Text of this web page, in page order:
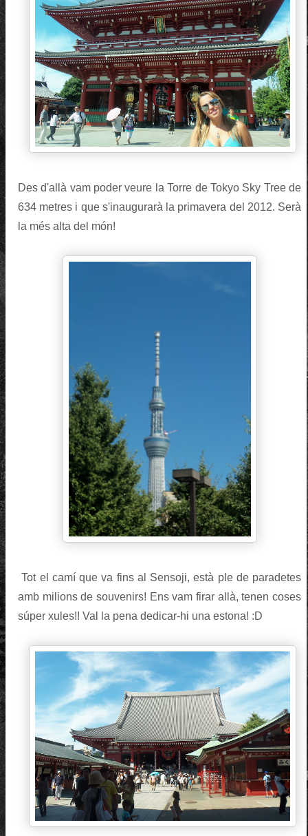
Des d'allà vam poder veure la Torre de Tokyo Sky Tree de
634 metres i que s'inaugurarà la primavera del 2012. Serà
la més alta del món!
Tot el camí que va fins al Sensoji, està ple de paradetes
amb milions de souvenirs! Ens vam firar allà, tenen coses
súper xules!! Val la pena dedicar-hi una estona! :D